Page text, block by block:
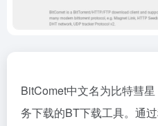
BitComet中文名为比特彗
务下载的BT下载工具。通